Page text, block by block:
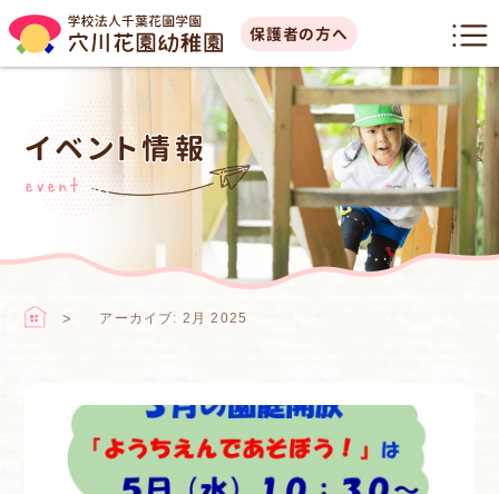
保護者の方へ
イベント情報
event
アーカイブ: 2月 2025